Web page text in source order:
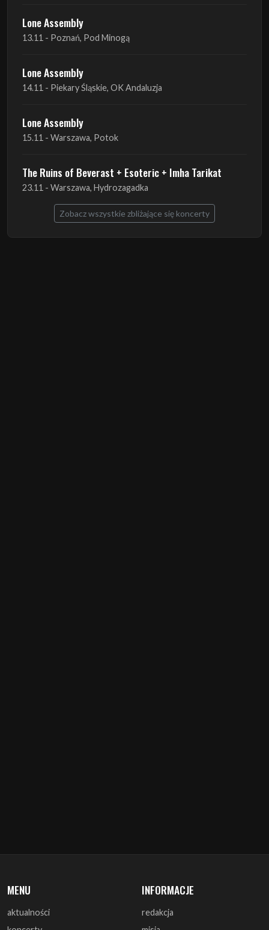
Lone Assembly
13.11 - Poznań, Pod Minogą
Lone Assembly
14.11 - Piekary Śląskie, OK Andaluzja
Lone Assembly
15.11 - Warszawa, Potok
The Ruins of Beverast + Esoteric + Imha Tarikat
23.11 - Warszawa, Hydrozagadka
Zobacz wszystkie zbliżające się koncerty
MENU
aktualności
INFORMACJE
redakcja